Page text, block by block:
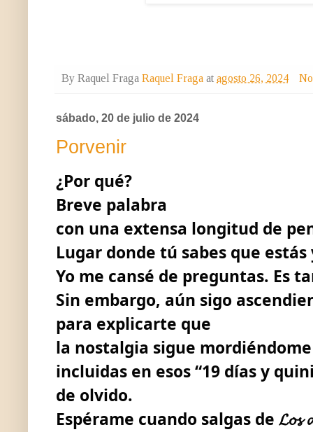
By Raquel Fraga Raquel Fraga at agosto 26, 2024
sábado, 20 de julio de 2024
Porvenir
¿Por qué?
Breve palabra
con una extensa longitud de
Lugar donde tú sabes que
Yo me cansé de preguntas. Es
Sin embargo, aún sigo
para explicarte que
la nostalgia sigue
incluidas en esos “19 días y
de olvido.
Espérame cuando salgas de 𝓛𝓸𝓼